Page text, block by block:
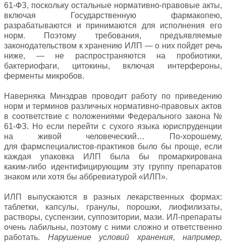
61‑ФЗ, поскольку остальные нормативно-правовые акты,
включая Государственную фармакопею,
разрабатываются и принимаются для исполнения его
норм. Поэтому требования, предъявляемые
законодательством к хранению ИЛП — о них пойдет речь
ниже, — не распространяются на пробиотики,
бактериофаги, цитокины, включая интерфероны,
ферменты микробов.
Наверняка Минздрав проводит работу по приведению
норм и терминов различных нормативно-правовых актов
в соответствие с положениями Федерального закона №
61‑ФЗ. Но если перейти с сухого языка юриспруденции
на живой человеческий… По-хорошему,
для фармспециалистов-практиков было бы проще, если
каждая упаковка ИЛП была бы промаркирована
каким‑либо идентифицирующим эту группу препаратов
знаком или хотя бы аббревиатурой «ИЛП».
ИЛП выпускаются в разных лекарственных формах:
таблетки, капсулы, гранулы, порошки, лиофилизаты,
растворы, суспензии, суппозитории, мази. ИЛ-препараты
очень лабильны, поэтому с ними сложно и ответственно
работать. Нарушение условий хранения, например,